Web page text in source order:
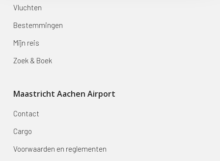
Vluchten
Bestemmingen
Mijn reis
Zoek & Boek
Maastricht Aachen Airport
Contact
Cargo
Voorwaarden en reglementen